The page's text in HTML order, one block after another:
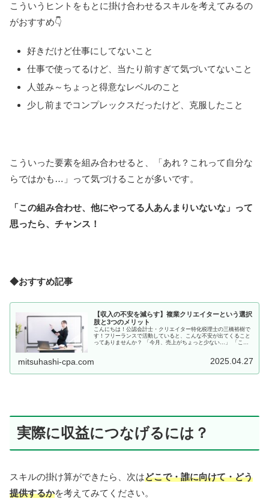
こういうヒントをもとに掛け合わせるスキルを考えてみるの
がおすすめ👇
好きだけど仕事にしてないこと
仕事で使ってるけど、当たり前すぎて気づいてないこと
人並み～ちょっと得意なレベルのこと
少し前までコンプレックスだったけど、克服したこと
こういった要素を組み合わせると、「あれ？これって自分な
らではかも…」って気づけることが多いです。
「この組み合わせ、他にやってる人あんまりいないな」って
思ったら、チャンス！
◆おすすめ記事
【収入の不安を減らす】複業クリエイターという選択
肢と3つのメリット
こんにちは！公認会計士・クリエイター特化税理士の三橋裕樹で
す！フリーランスで活動していると、こんな不安が出てくること
ってありませんか？ 「今月、売上がちょっと少ない…」 「この
mitsuhashi-cpa.com 2025.04.27
実際に収益につなげるには？
スキルの掛け算ができたら、次はどこで・誰に向けて・どう
提供するかを考えてみてください。